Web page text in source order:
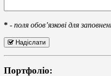
* - поля обов’язкові для
Надіслати
Портфоліо: